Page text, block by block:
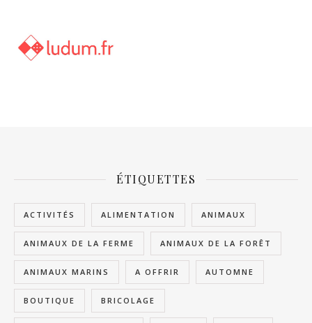
ÉTIQUETTES
ACTIVITÉS ALIMENTATION ANIMAUX
ANIMAUX DE LA FERME ANIMAUX DE LA FORÊT
ANIMAUX MARINS A OFFRIR AUTOMNE
BOUTIQUE BRICOLAGE